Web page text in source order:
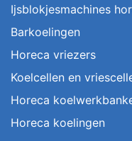
Ijsblokjesmachines
Barkoelingen
Horeca vriezers
Koelcellen en
Horeca
Horeca koelingen